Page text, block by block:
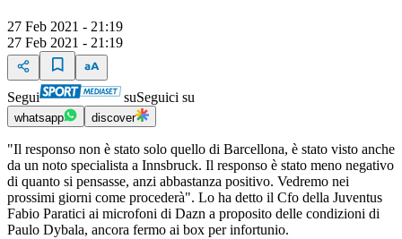
27 Feb 2021 - 21:19
27 Feb 2021 - 21:19
Segui suSeguici su
whatsapp discover
"Il responso non è stato solo quello di Barcellona, è stato visto anche
da un noto specialista a Innsbruck. Il responso è stato meno negativo
di quanto si pensasse, anzi abbastanza positivo. Vedremo nei
prossimi giorni come procederà". Lo ha detto il Cfo della Juventus
Fabio Paratici ai microfoni di Dazn a proposito delle condizioni di
Paulo Dybala, ancora fermo ai box per infortunio.